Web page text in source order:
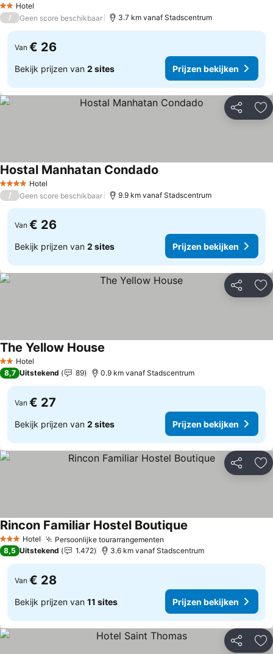
2 Sterren
Hotel
/ Geen score beschikbaar 3.7 km vanaf Stadscentrum
Van € 26
Bekijk prijzen van 2 sites Prijzen bekijken
Delen
4 SterrenHotel
Hostal Manhatan Condado
/ Geen score beschikbaar 9.9 km vanaf Stadscentrum
Van € 26
Bekijk prijzen van 2 sites Prijzen bekijken
Delen
2 Sterren
Hotel
The Yellow House
8,7 Uitstekend 89 0.9 km vanaf Stadscentrum
Van € 27
Bekijk prijzen van 2 sites Prijzen bekijken
Delen
3 SterrenHotel Persoonlijke tourarrangementen
Rincon Familiar Hostel Boutique
8,5 Uitstekend 1.472 3.6 km vanaf Stadscentrum
Van € 28
Bekijk prijzen van 11 sites Prijzen bekijken
Delen